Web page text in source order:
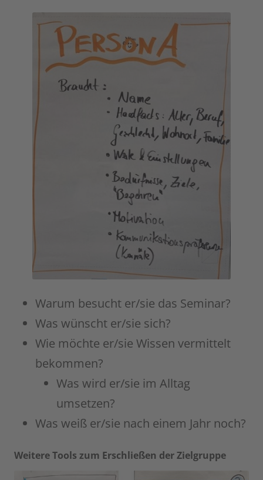
Warum besucht er/sie das Seminar?
Was wünscht er/sie sich?
Wie möchte er/sie Wissen vermittelt
bekommen?
Was wird er/sie im Alltag
umsetzen?
Was weiß er/sie nach einem Jahr noch?
Weitere Tools zum Erschließen der Zielgruppe